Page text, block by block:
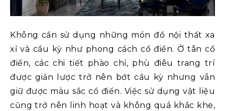
Không cần sử dụng những món đồ nội thất xa
xỉ và cầu kỳ như phong cách cổ điển. Ở tân cổ
điển, các chi tiết phào chỉ, phù điêu trang trí
được giản lược trở nên bớt cầu kỳ nhưng vẫn
giữ được màu sắc cổ điển. Việc sử dụng vật liệu
cũng trở nên linh hoạt và không quá khắc khe,